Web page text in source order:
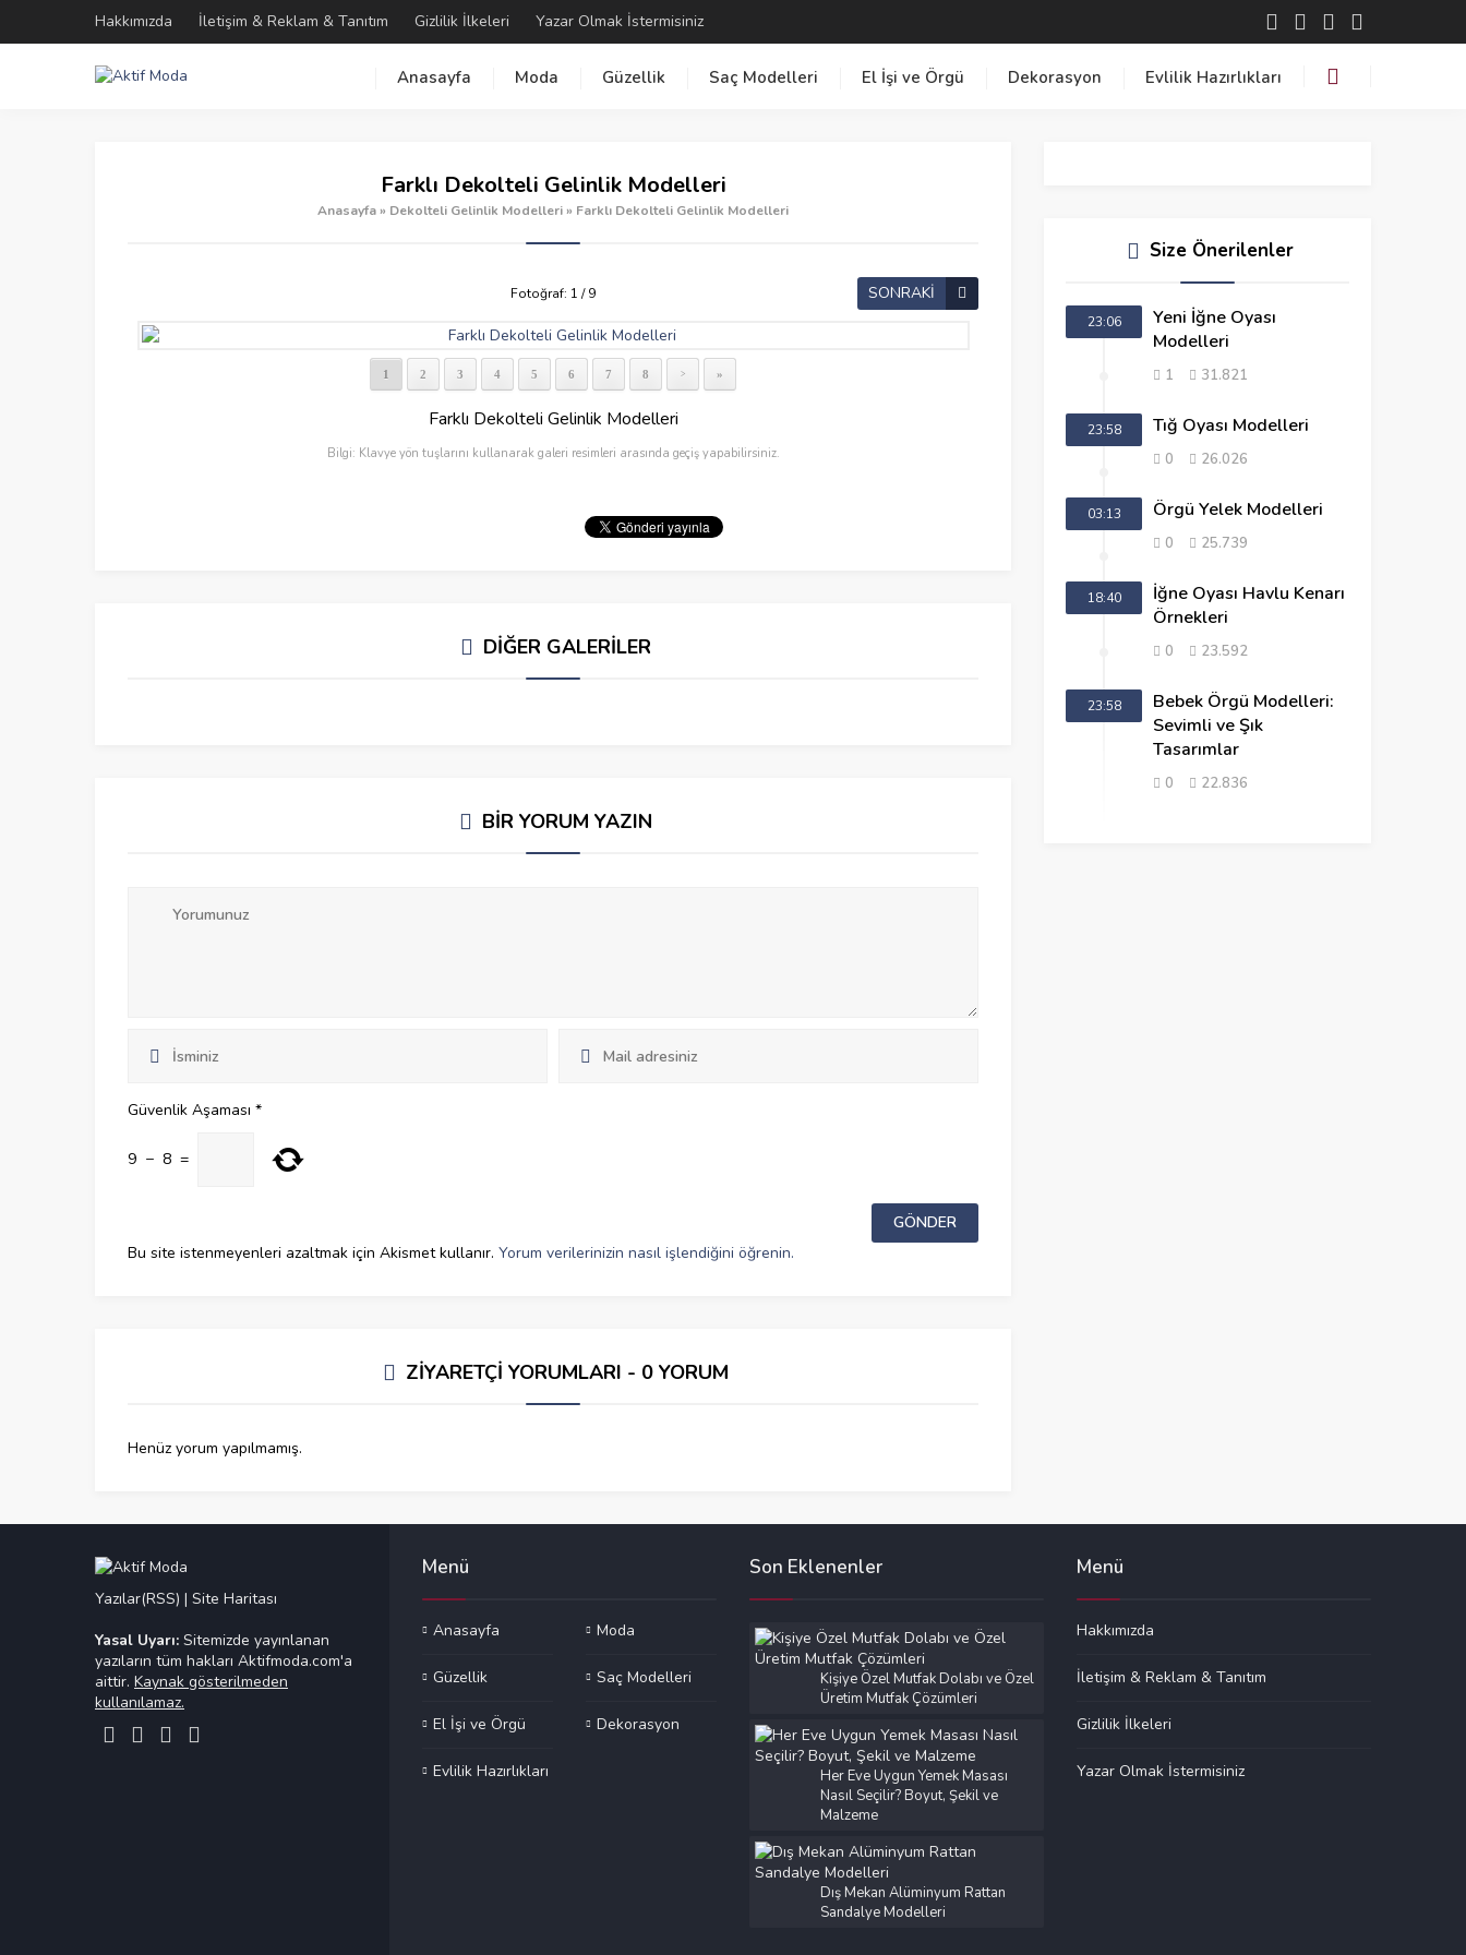
Hakkımızda İletişim & Reklam & Tanıtım Gizlilik İlkeleri Yazar Olmak İstermisiniz
Anasayfa Moda Güzellik Saç Modelleri El İşi ve Örgü Dekorasyon Evlilik Hazırlıkları
Farklı Dekolteli Gelinlik Modelleri
Anasayfa» Dekolteli Gelinlik Modelleri» Farklı Dekolteli Gelinlik Modelleri
Fotoğraf: 1 / 9 SONRAKİ
1 2 3 4 5 6 7 8 > »
Farklı Dekolteli Gelinlik Modelleri
Bilgi: Klavye yön tuşlarını kullanarak galeri resimleri arasında geçiş yapabilirsiniz.
DİĞER GALERİLER
BİR YORUM YAZIN
Güvenlik Aşaması *
9 − 8 =
Bu site istenmeyenleri azaltmak için Akismet kullanır. Yorum verilerinizin nasıl işlendiğini öğrenin.
ZİYARETÇİ YORUMLARI - 0 YORUM
Henüz yorum yapılmamış.
Size Önerilenler
23:06
Yeni İğne Oyası
Modelleri
1 31.821
23:58 Tığ Oyası Modelleri
0 26.026
03:13 Örgü Yelek Modelleri
0 25.739
18:40
İğne Oyası Havlu Kenarı
Örnekleri
0 23.592
23:58
Bebek Örgü Modelleri:
Sevimli ve Şık
Tasarımlar
0 22.836
Yazılar(RSS) | Site Haritası
Yasal Uyarı: Sitemizde yayınlanan
yazıların tüm hakları Aktifmoda.com'a
aittir. Kaynak gösterilmeden
kullanılamaz.
Menü
Anasayfa Moda
Güzellik Saç Modelleri
El İşi ve Örgü Dekorasyon
Evlilik Hazırlıkları
Son Eklenenler
Kişiye Özel Mutfak Dolabı ve Özel
Üretim Mutfak Çözümleri
Her Eve Uygun Yemek Masası
Nasıl Seçilir? Boyut, Şekil ve
Malzeme
Dış Mekan Alüminyum Rattan
Sandalye Modelleri
Menü
Hakkımızda
İletişim & Reklam & Tanıtım
Gizlilik İlkeleri
Yazar Olmak İstermisiniz